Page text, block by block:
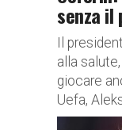
senza il
Il
alla
giocare
Uefa,